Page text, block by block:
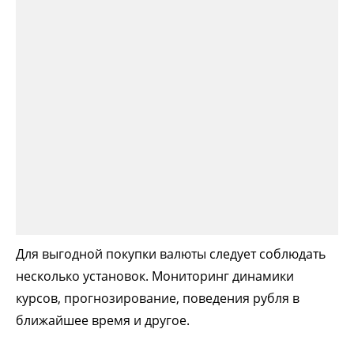
Для выгодной покупки валюты следует соблюдать
несколько установок. Мониторинг динамики
курсов, прогнозирование, поведения рубля в
ближайшее время и другое.